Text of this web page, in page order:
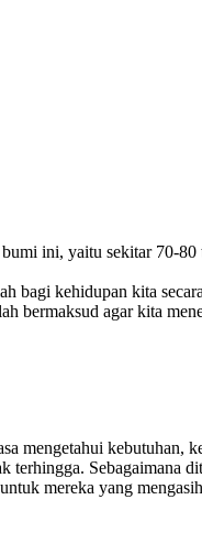
ini, yaitu sekitar 70-80
bagi kehidupan kita
bermaksud agar kita
kebutuhan,
Sebagaimana
mereka yang